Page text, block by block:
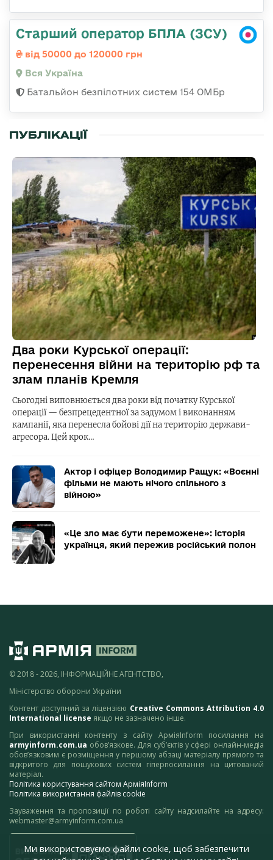
Старший оператор БПЛА (ЗСУ)
від 50000 до 120000 грн
Вся Україна
Батальйон безпілотних систем 154 ОМБр
ПУБЛІКАЦІЇ
Два роки Курської операції:
перенесення війни на територію рф та
злам планів Кремля
Сьогодні виповнюється два роки від початку Курської
операції — безпрецедентної за задумом і виконанням
кампанії, яка перенесла бойові дії на територію держави-
агресора. Цей крок…
Актор і офіцер Володимир Ращук: «Воєнні
фільми не мають нічого спільного з
війною»
«Це зло має бути переможене»: історія
українця, який пережив російський полон
© 2018 - 2026, ІНФОРМАЦІЙНЕ АГЕНТСТВО,
Міністерство оборони України
Контент доступний за ліцензією Creative Commons Attribution 4.0
International license якщо не зазначено інше.
При використанні контенту з сайту АрміяInform посилання на
armyinform.com.ua обов’язкове. Для суб’єктів у сфері онлайн-медіа
обов’язковим є розміщення у першому абзаці матеріалу прямого та
відкритого для пошукових систем гіперпосилання на цитований
матеріал.
Політика користування сайтом АрміяInform
Політика використання файлів cookie
Зауваження та пропозиції по роботі сайту надсилайте на адресу:
webmaster@armyinform.com.ua
Ми використовуємо файли cookie, щоб забезпечити